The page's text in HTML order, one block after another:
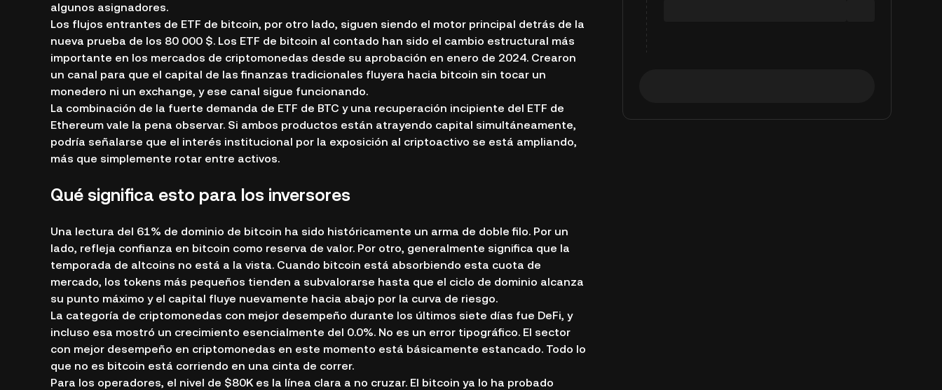
algunos asignadores.
Los flujos entrantes de ETF de bitcoin, por otro lado, siguen siendo el motor principal detrás de la
nueva prueba de los 80 000 $. Los ETF de bitcoin al contado han sido el cambio estructural más
importante en los mercados de criptomonedas desde su aprobación en enero de 2024. Crearon
un canal para que el capital de las finanzas tradicionales fluyera hacia bitcoin sin tocar un
monedero ni un exchange, y ese canal sigue funcionando.
La combinación de la fuerte demanda de ETF de BTC y una recuperación incipiente del ETF de
Ethereum vale la pena observar. Si ambos productos están atrayendo capital simultáneamente,
podría señalarse que el interés institucional por la exposición al criptoactivo se está ampliando,
más que simplemente rotar entre activos.
Qué significa esto para los inversores
Una lectura del 61% de dominio de bitcoin ha sido históricamente un arma de doble filo. Por un
lado, refleja confianza en bitcoin como reserva de valor. Por otro, generalmente significa que la
temporada de altcoins no está a la vista. Cuando bitcoin está absorbiendo esta cuota de
mercado, los tokens más pequeños tienden a subvalorarse hasta que el ciclo de dominio alcanza
su punto máximo y el capital fluye nuevamente hacia abajo por la curva de riesgo.
La categoría de criptomonedas con mejor desempeño durante los últimos siete días fue DeFi, y
incluso esa mostró un crecimiento esencialmente del 0.0%. No es un error tipográfico. El sector
con mejor desempeño en criptomonedas en este momento está básicamente estancado. Todo lo
que no es bitcoin está corriendo en una cinta de correr.
Para los operadores, el nivel de $80K es la línea clara a no cruzar. El bitcoin ya lo ha probado